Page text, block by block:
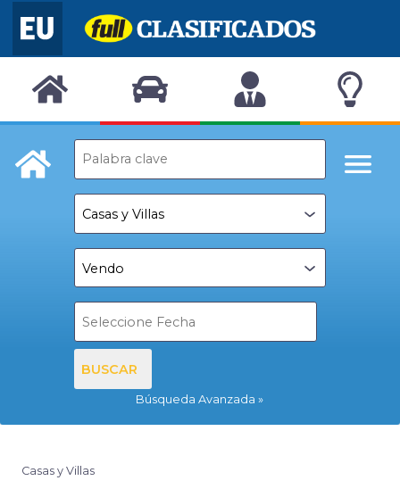
BUSCAR
Búsqueda Avanzada
Casas y Villas